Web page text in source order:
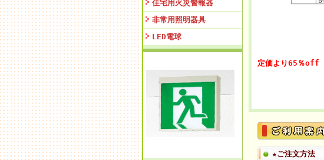
住宅用火災警報器
非常用照明器具
LED電球
定価より65％off
★ご注文方法